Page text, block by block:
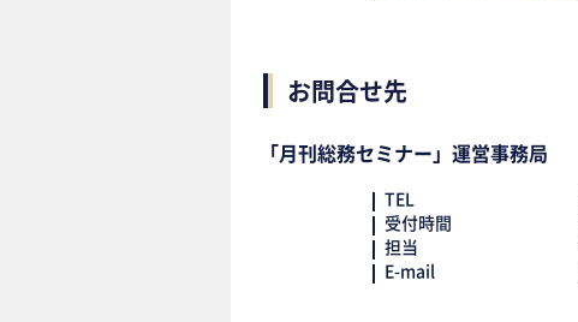
お問合せ先
「月刊総務セミナー」運営事務局
TEL
受付時間
担当
E-mail